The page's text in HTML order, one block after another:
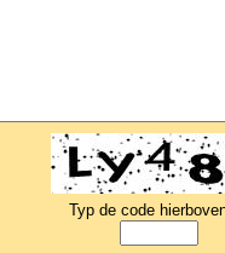
Typ de code